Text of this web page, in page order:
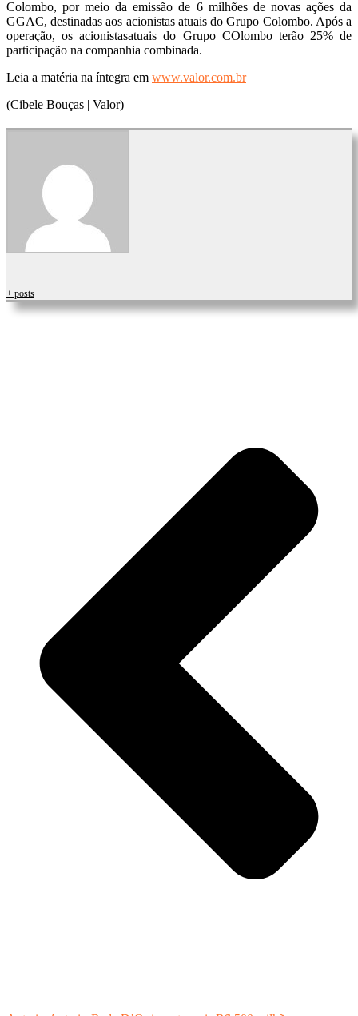
Colombo, por meio da emissão de 6 milhões de novas ações da
GGAC, destinadas aos acionistas atuais do Grupo Colombo. Após a
operação, os acionistasatuais do Grupo COlombo terão 25% de
participação na companhia combinada.
Leia a matéria na íntegra em www.valor.com.br
(Cibele Bouças | Valor)
+ posts